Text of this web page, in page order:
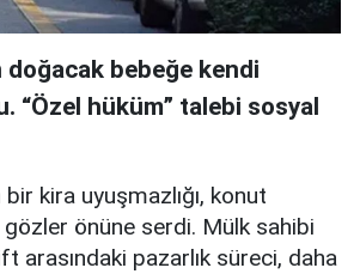
bebeğe kendi
“Özel hüküm” talebi sosyal
kira uyuşmazlığı, konut
gözler önüne serdi. Mülk sahibi
arasındaki pazarlık süreci, daha